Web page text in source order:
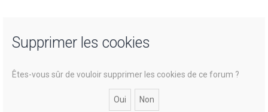
Supprimer les cookies
Êtes-vous sûr de vouloir supprimer les cookies de ce forum ?